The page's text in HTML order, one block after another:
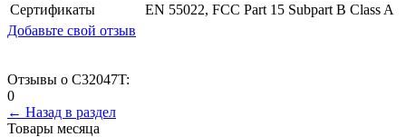
Сертификаты
EN 55022, FCC Part 15 Subpart B Class A
Добавьте свой отзыв
Отзывы о C32047T:
0
← Назад в раздел
Товары месяца